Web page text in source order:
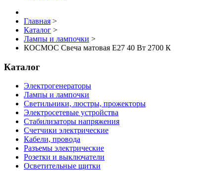
Главная >
Каталог >
Лампы и лампочки >
КОСМОС Свеча матовая E27 40 Вт 2700 К
Каталог
Электрогенераторы
Лампы и лампочки
Светильники, люстры, прожекторы
Электросетевые устройства
Стабилизаторы напряжения
Счетчики электрические
Кабели, провода
Разъемы электрические
Розетки и выключатели
Осветительные щитки